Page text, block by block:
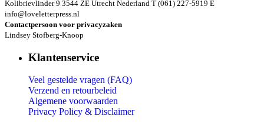
Kolibrievlinder 9 3544 ZE Utrecht Nederland T (061) 227-5919 E
info@loveletterpress.nl
Contactpersoon voor privacyzaken
Lindsey Stofberg-Knoop
Klantenservice
Veel gestelde vragen (FAQ)
Verzend en retourbeleid
Algemene voorwaarden
Privacy Policy & Disclaimer